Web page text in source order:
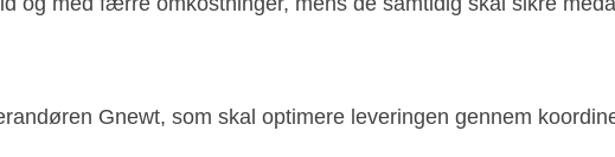
Gnewt, som skal optimere leveringen gennem